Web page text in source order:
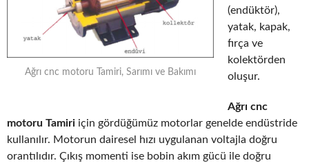
Ağrı cnc motoru Tamiri, Sarımı ve Bakımı
(endüktör),
yatak, kapak,
fırça ve
kolektörden
oluşur.
Ağrı cnc
motoru Tamiri için gördüğümüz motorlar genelde endüstride
kullanılır. Motorun dairesel hızı uygulanan voltajla doğru
orantılıdır. Çıkış momenti ise bobin akım gücü ile doğru